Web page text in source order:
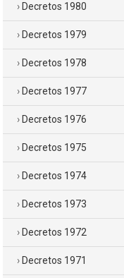
Decretos 1980
Decretos 1979
Decretos 1978
Decretos 1977
Decretos 1976
Decretos 1975
Decretos 1974
Decretos 1973
Decretos 1972
Decretos 1971